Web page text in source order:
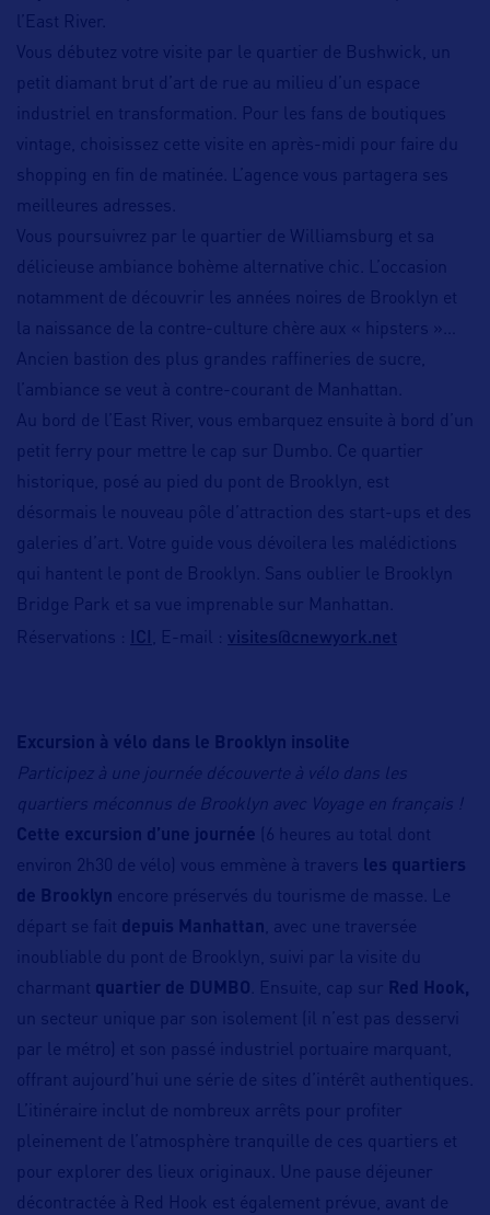
l’East River.
Vous débutez votre visite par le quartier de Bushwick, un
petit diamant brut d’art de rue au milieu d’un espace
industriel en transformation. Pour les fans de boutiques
vintage, choisissez cette visite en après-midi pour faire du
shopping en fin de matinée. L’agence vous partagera ses
meilleures adresses.
Vous poursuivrez par le quartier de Williamsburg et sa
délicieuse ambiance bohème alternative chic. L’occasion
notamment de découvrir les années noires de Brooklyn et
la naissance de la contre-culture chère aux « hipsters »…
Ancien bastion des plus grandes raffineries de sucre,
l’ambiance se veut à contre-courant de Manhattan.
Au bord de l’East River, vous embarquez ensuite à bord d’un
petit ferry pour mettre le cap sur Dumbo. Ce quartier
historique, posé au pied du pont de Brooklyn, est
désormais le nouveau pôle d’attraction des start-ups et des
galeries d’art. Votre guide vous dévoilera les malédictions
qui hantent le pont de Brooklyn. Sans oublier le Brooklyn
Bridge Park et sa vue imprenable sur Manhattan.
Réservations : ICI , E-mail : visites@cnewyork.net
Excursion à vélo dans le Brooklyn insolite
Participez à une journée découverte à vélo dans les
quartiers méconnus de Brooklyn avec Voyage en français !
Cette excursion d’une journée (6 heures au total dont
environ 2h30 de vélo) vous emmène à travers
les quartiers
de Brooklyn encore préservés du tourisme de masse. Le
départ se fait depuis Manhattan , avec une traversée
inoubliable du pont de Brooklyn, suivi par la visite du
charmant quartier de DUMBO . Ensuite, cap sur
Red Hook,
un secteur unique par son isolement (il n’est pas desservi
par le métro) et son passé industriel portuaire marquant,
offrant aujourd’hui une série de sites d’intérêt authentiques.
L’itinéraire inclut de nombreux arrêts pour profiter
pleinement de l’atmosphère tranquille de ces quartiers et
pour explorer des lieux originaux. Une pause déjeuner
décontractée à Red Hook est également prévue, avant de